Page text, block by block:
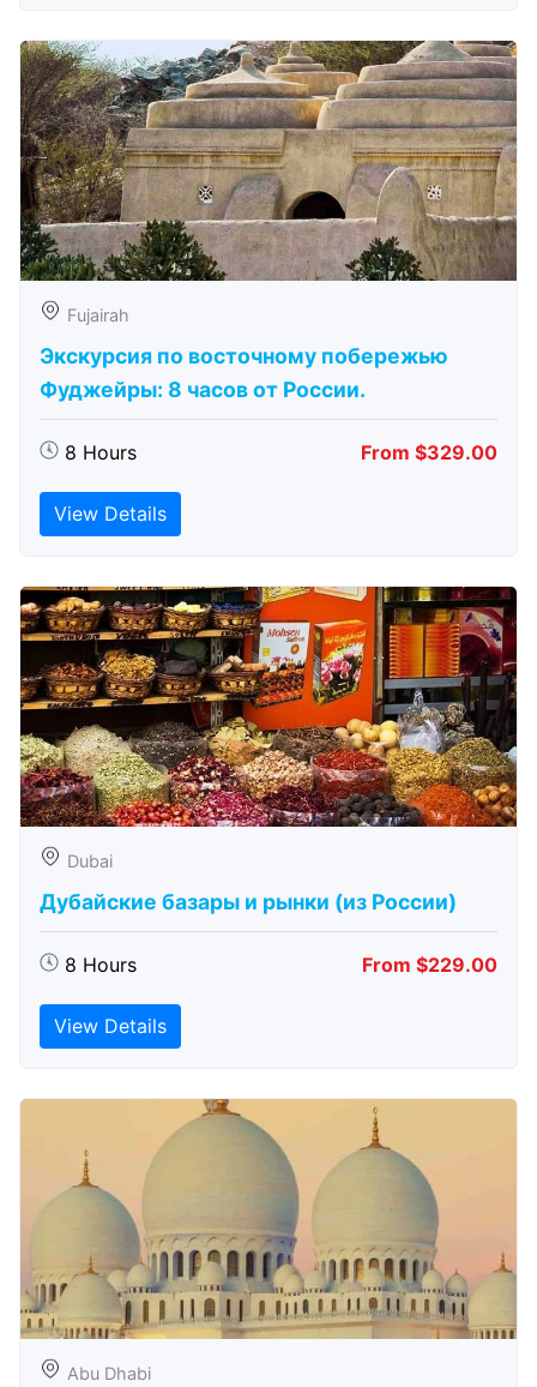
Fujairah
Экскурсия по восточному побережью
Фуджейры: 8 часов от России.
8 Hours From $329.00
View Details
Dubai
Дубайские базары и рынки (из России)
8 Hours From $229.00
View Details
Abu Dhabi